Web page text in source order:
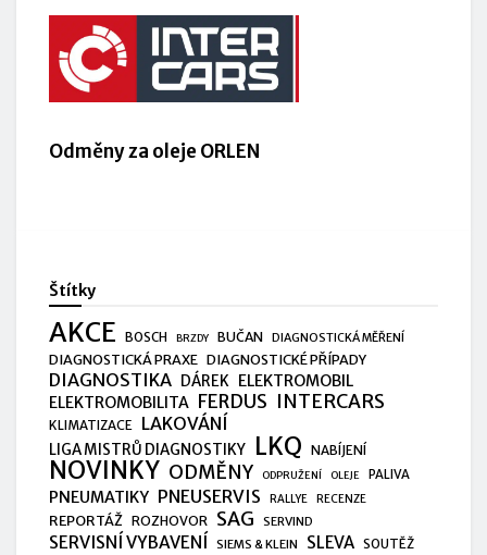
Odměny za oleje ORLEN
Štítky
AKCE BOSCH BRZDY BUČAN DIAGNOSTICKÁ MĚŘENÍ
DIAGNOSTICKÁ PRAXE DIAGNOSTICKÉ PŘÍPADY
DIAGNOSTIKA DÁREK ELEKTROMOBIL
ELEKTROMOBILITA FERDUS INTERCARS
KLIMATIZACE LAKOVÁNÍ
LIGA MISTRŮ DIAGNOSTIKY LKQ NABÍJENÍ
NOVINKY ODMĚNY ODPRUŽENÍ OLEJE PALIVA
PNEUMATIKY PNEUSERVIS RALLYE RECENZE
REPORTÁŽ ROZHOVOR SAG SERVIND
SERVISNÍ VYBAVENÍ SIEMS & KLEIN SLEVA SOUTĚŽ